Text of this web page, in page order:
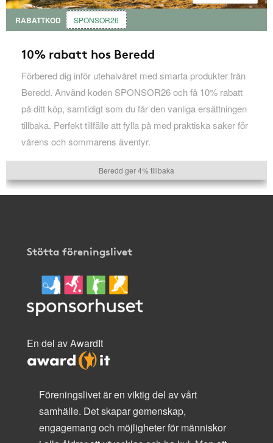
RABATTKOD SPONSOR26
10% rabatt hos Beredd
Förbered dig inför utehalvåret med smarta produkter från
Beredd. Använd koden SPONSOR26 och få 10% rabatt
på ditt köp, samtidigt som du får den vanliga ersättningen
tillbaka. Perfekt tillfälle att fylla på med praktiska saker för
vårens och sommarens äventyr.
Beredd ger 4% tillbaka
Stötta föreningslivet
En del av AwardIt
Föreningslivet är en viktig del av vårt
samhälle. Det skapar gemenskap,
engagemang och möjligheter för människor